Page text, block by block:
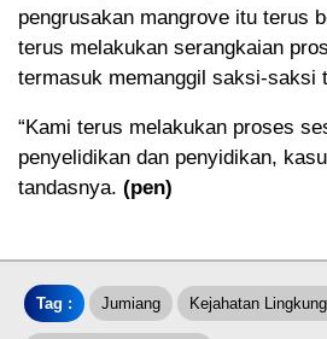
pengrusakan mangrove itu terus
terus melakukan serangkaian
termasuk memanggil saksi-saksi
“Kami terus melakukan proses
penyelidikan dan penyidikan,
tandasnya. (pen)
Tag : Jumiang Kejahatan